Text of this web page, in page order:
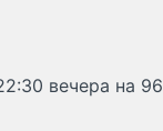
вечера на